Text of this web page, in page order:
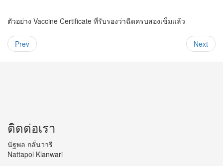
ตัวอย่าง Vaccine Certificate ที่รับรองว่าฉีดครบสองเข็มแล้ว
Prev Next
ติดต่อเรา
นัฐพล กลั่นวารี
Nattapol Klanwari